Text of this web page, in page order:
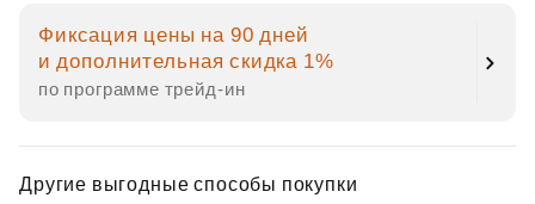
Фиксация цены на 90 дней
и дополнительная скидка 1%
по программе трейд‑ин
Другие выгодные способы покупки